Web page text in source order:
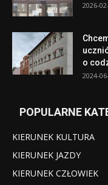
2026-
o
2024-
POPULARNE
KIERUNEK KULTURA
KIERUNEK JAZDY
KIERUNEK CZŁOWIEK